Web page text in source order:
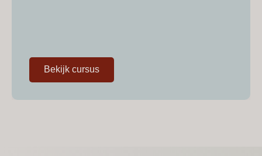
Bekijk cursus